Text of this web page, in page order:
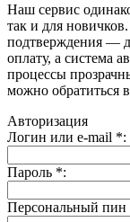
Наш сервис
так и для
подтверждения —
оплату, а система
процессы
можно обратиться
Авторизация
Логин или e-mail *:
Пароль *:
Персональный пин